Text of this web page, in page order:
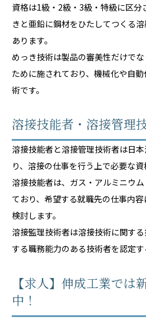
資格は1級・2級・3級・特級に区分
きと亜鉛に鋼材をひたしてつくる
あります。
めっき技術は製品の審美性だけで
ために施されており、機械化や自
術です。
溶接技能者・溶接管理
溶接技能者と溶接管理技術者は日
り、溶接の仕事を行う上で必要な資
溶接技能者は、ガス・アルミニウ
ており、希望する就職先の仕事内
検討します。
溶接監理技術者は溶接技術に関す
する職務能力のある技術者を認定す
【求人】伸成工業では
中！